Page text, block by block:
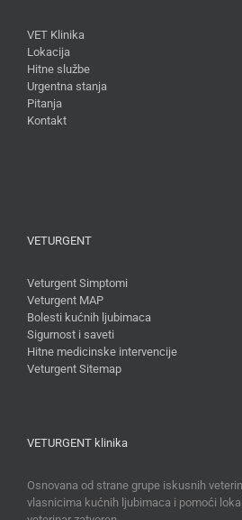
VET Klinika
Lokacija
Hitne službe
Urgentna stanja
Pitanja
Kontakt
VETURGENT
Veturgent Simptomi
Veturgent MAP
Bolesti kućnih ljubimaca
Sigurnost i saveti
Hitne medicinske intervencije
Veturgent Sitemap
VETURGENT klinika
Osnovana od strane grupe iskusnih
vlasnicima kućnih ljubimaca i pomoći